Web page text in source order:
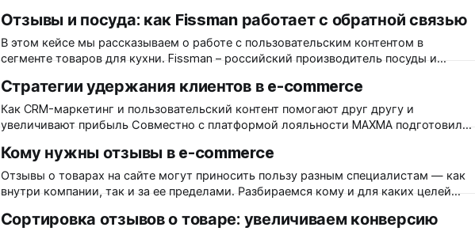
разбором форматов отзывов в 2023 году. «Отзыв» — термин и слово, которое
имеет множество оттенков и такое
Отзывы и посуда: как Fissman работает с обратной связью
В этом кейсе мы рассказываем о работе с пользовательским контентом в
сегменте товаров для кухни. Fissman – российский производитель посуды и
кафе и баров. Бренд использует разные каналы продажи своей продукции: более
120 офлайн-точек, фирменный интернет-магазин. Fissman также размещает свои
товары на
Стратегии удержания клиентов в e-commerce
Как CRM-маркетинг и пользовательский контент помогают друг другу и
увеличивают прибыль Совместно с платформой лояльности MAXMA подготовили
пользовательским контентом приносят большую пользу интернет-магазинам. В
условиях высокой конкуренции на рынке e-commerce, усиленной кризисными
факторами, важность удержания клиентов растет. По данным
Кому нужны отзывы в e-commerce
Отзывы о товарах на сайте могут приносить пользу разным специалистам — как
внутри компании, так и за ее пределами. Разбираемся кому и для каких целей
специалисты активно используют отзывы для улучшения позиций сайта в
Сортировка отзывов о товаре: увеличиваем конверсию